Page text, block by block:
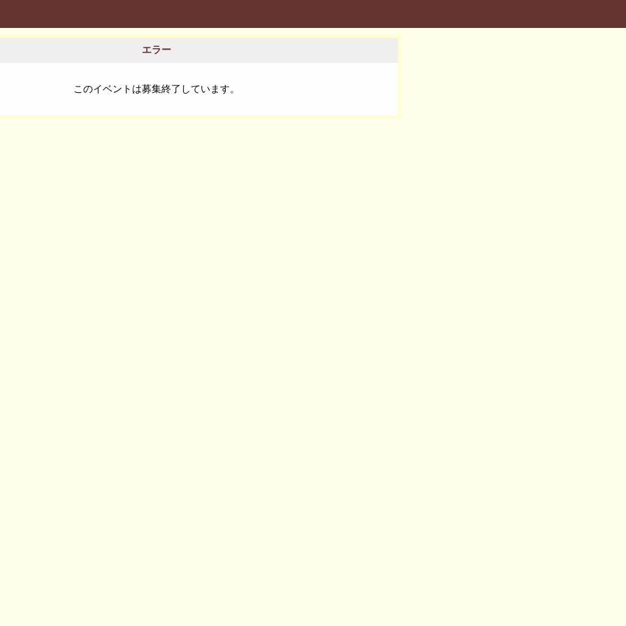
エラー
このイベントは募集終了しています。